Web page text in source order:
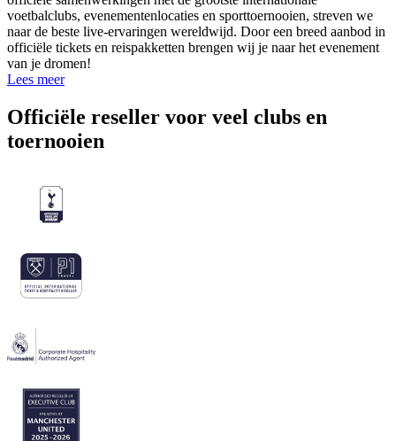
voetbalclubs, evenementenlocaties en sporttoernooien, streven we
naar de beste live-ervaringen wereldwijd. Door een breed aanbod in
officiële tickets en reispakketten brengen wij je naar het evenement
van je dromen!
Lees meer
Officiële reseller voor veel clubs en
toernooien